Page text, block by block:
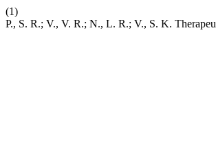
(1)
P., S. R.; V., V. R.; N., L. R.; V., S. K.